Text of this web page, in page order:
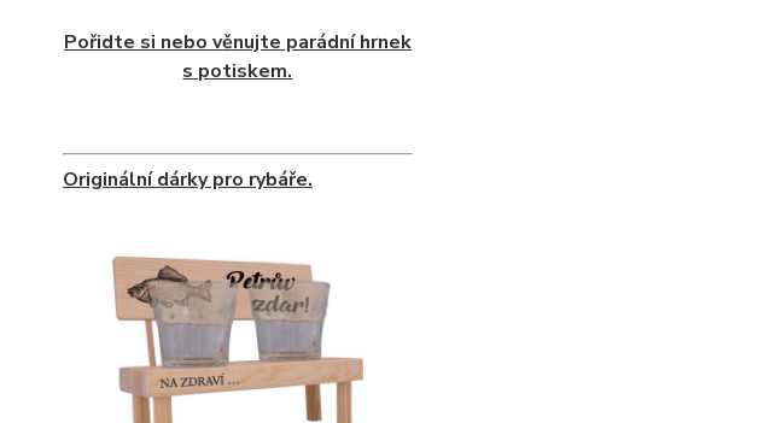
Pořidte si nebo věnujte parádní hrnek
s potiskem.
Originální dárky pro rybáře.